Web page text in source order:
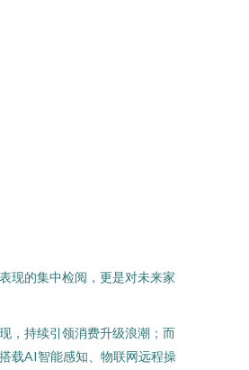
现的集中检阅，更是对未来家
，持续引领消费升级浪潮；而
载AI智能感知、物联网远程操